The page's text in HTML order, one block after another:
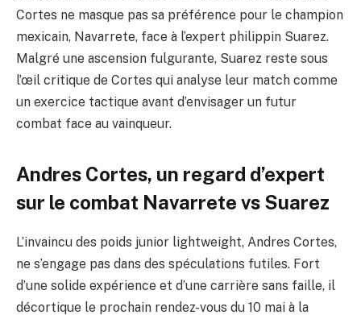
Cortes ne masque pas sa préférence pour le champion
mexicain, Navarrete, face à l’expert philippin Suarez.
Malgré une ascension fulgurante, Suarez reste sous
l’œil critique de Cortes qui analyse leur match comme
un exercice tactique avant d’envisager un futur
combat face au vainqueur.
Andres Cortes, un regard d’expert
sur le combat Navarrete vs Suarez
L’invaincu des poids junior lightweight, Andres Cortes,
ne s’engage pas dans des spéculations futiles. Fort
d’une solide expérience et d’une carrière sans faille, il
décortique le prochain rendez-vous du 10 mai à la